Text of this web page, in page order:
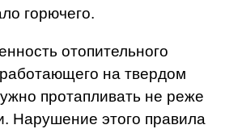
горючего.
отопительного
на твердом
протапливать не реже
Нарушение этого правила